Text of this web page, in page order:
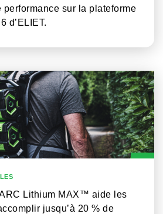
performance sur la plateforme
d’ELIET.
Lithium MAX™ aide les
jusqu’à 20 % de